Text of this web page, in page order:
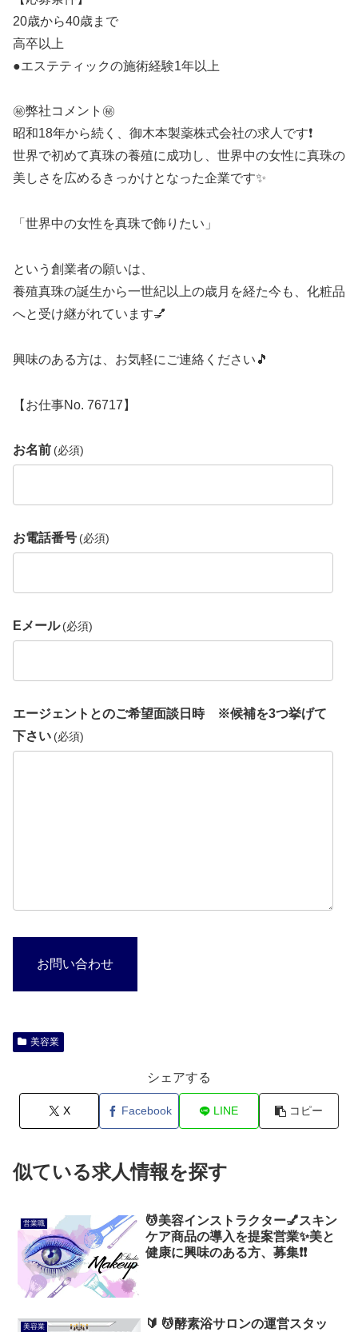
20歳から40歳まで
高卒以上
●エステティックの施術経験1年以上
㊙️弊社コメント㊙️
昭和18年から続く、御木本製薬株式会社の求人です❗
世界で初めて真珠の養殖に成功し、世界中の女性に真珠の
美しさを広めるきっかけとなった企業です✨️
「世界中の女性を真珠で飾りたい」
という創業者の願いは、
養殖真珠の誕生から一世紀以上の歳月を経た今も、化粧品
へと受け継がれています💅
興味のある方は、お気軽にご連絡ください🎵
【お仕事No. 76717】
お名前 (必須)
お電話番号 (必須)
Eメール (必須)
エージェントとのご希望面談日時 ※候補を3つ挙げて
下さい (必須)
お問い合わせ
美容業
シェアする
X Facebook LINE コピー
似ている求人情報を探す
営業職
💆美容インストラクター💅スキン
ケア商品の導入を提案営業✨美と
健康に興味のある方、募集❗❗
美容業
🔰 💆酵素浴サロンの運営スタッ